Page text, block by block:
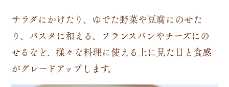
サラダにかけたり、ゆでた野菜や豆腐にのせた
り、パスタに和える、フランスパンやチーズにの
せるなど、様々な料理に使える上に見た目と食感
がグレードアップします。